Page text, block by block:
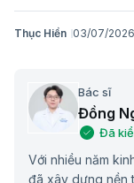
Thục Hiền 03/07/2026
Bác sĩ
Đồng
Đã
Với nhiều năm
đã xây dựng nền